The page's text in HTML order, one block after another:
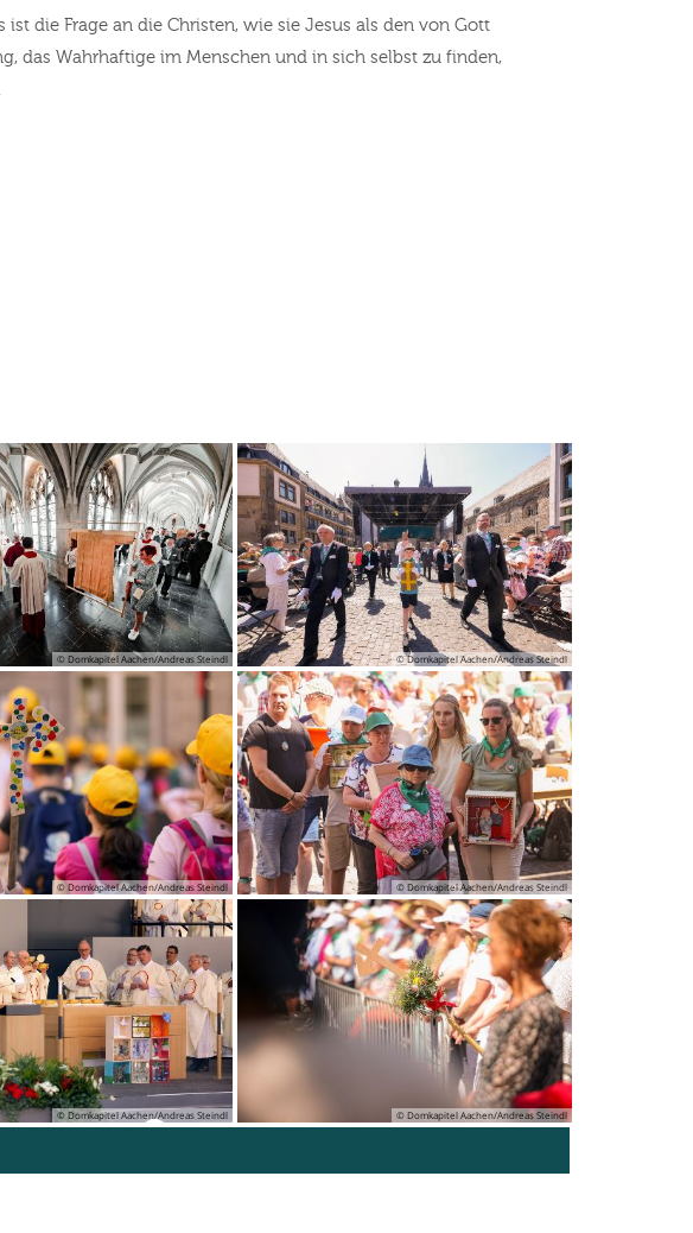
die Frage an die Christen, wie sie Jesus als den von Gott
das Wahrhaftige im Menschen und in sich selbst zu finden,
© Domkapitel Aachen/Andreas Steindl © Domkapitel Aachen/Andreas Steindl
© Domkapitel Aachen/Andreas Steindl © Domkapitel Aachen/Andreas Steindl
© Domkapitel Aachen/Andreas Steindl © Domkapitel Aachen/Andreas Steindl